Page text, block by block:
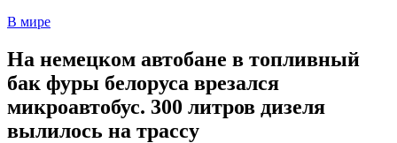
В мире
На немецком автобане в топливный
бак фуры белоруса врезался
микроавтобус. 300 литров дизеля
вылилось на трассу